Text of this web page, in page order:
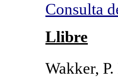
Consulta
Llibre
Wakker,